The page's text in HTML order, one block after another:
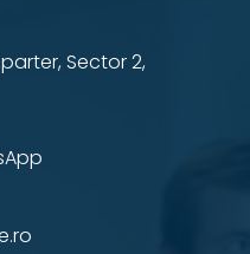
Sector 2,